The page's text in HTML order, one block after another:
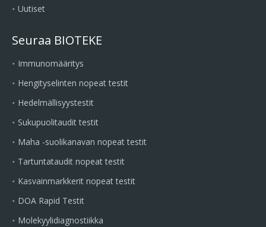
Uutiset
Seuraa BIOTEKE
Immunomääritys
Hengityselinten nopeat testit
Hedelmällisyystestit
Sukupuolitaudit testit
Maha -suolikanavan nopeat testit
Tartuntataudit nopeat testit
Kasvainmarkkerit nopeat testit
DOA Rapid Testit
Molekyylidiagnostiikka